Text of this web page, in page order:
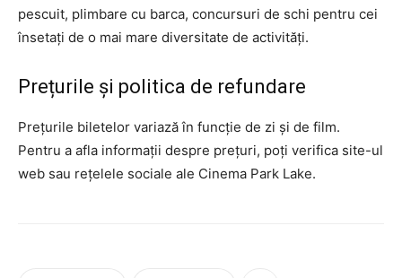
pescuit, plimbare cu barca, concursuri de schi pentru cei
însetați de o mai mare diversitate de activități.
Prețurile și politica de refundare
Prețurile biletelor variază în funcție de zi și de film.
Pentru a afla informații despre prețuri, poți verifica site-ul
web sau rețelele sociale ale Cinema Park Lake.